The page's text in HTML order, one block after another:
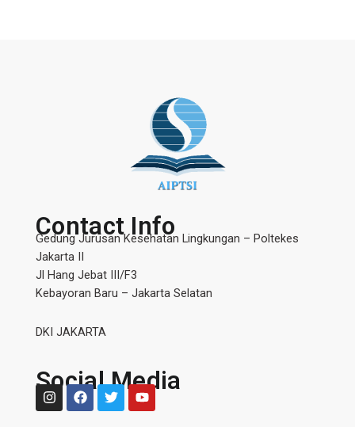
Contact Info
Gedung Jurusan Kesehatan Lingkungan – Poltekes
Jakarta II
Jl Hang Jebat III/F3
Kebayoran Baru – Jakarta Selatan
DKI JAKARTA
Social Media
I
n
s
F
a
c
T
w
i
Y
o
u